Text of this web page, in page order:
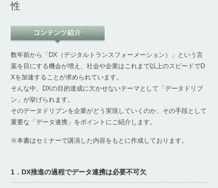
性
数年前から「DX（デジタルトランスフォーメーション）」という言
葉を目にする機会が増え、社会や企業はこれまで以上のスピードでD
Xを加速することが求められています。
そんな中、DXの目的達成に欠かせないテーマとして「データドリブ
ン」が挙げられます。
そのデータドリブンを企業がどう実現していくのか、その手段として
重要な「データ連携」をポイントにご紹介します。
※本書はセミナーで講演した内容をもとに作成しております。
1．DX推進の過程でデータ連携は必要不可欠